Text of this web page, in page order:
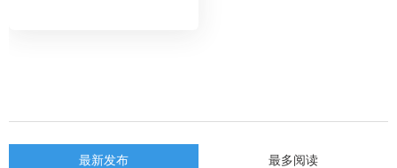
最新发布 最多阅读